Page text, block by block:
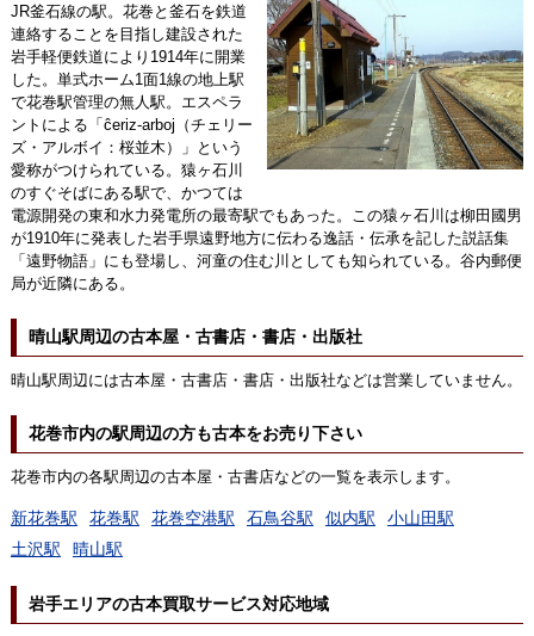
JR釜石線の駅。花巻と釜石を鉄道
連絡することを目指し建設された
岩手軽便鉄道により1914年に開業
した。単式ホーム1面1線の地上駅
で花巻駅管理の無人駅。エスペラ
ントによる「ĉeriz-arboj（チェリー
ズ・アルボイ：桜並木）」という
愛称がつけられている。猿ヶ石川
のすぐそばにある駅で、かつては
電源開発の東和水力発電所の最寄駅でもあった。この猿ヶ石川は柳田國男
が1910年に発表した岩手県遠野地方に伝わる逸話・伝承を記した説話集
「遠野物語」にも登場し、河童の住む川としても知られている。谷内郵便
局が近隣にある。
晴山駅周辺の古本屋・古書店・書店・出版社
晴山駅周辺には古本屋・古書店・書店・出版社などは営業していません。
花巻市内の駅周辺の方も古本をお売り下さい
花巻市内の各駅周辺の古本屋・古書店などの一覧を表示します。
新花巻駅 花巻駅 花巻空港駅 石鳥谷駅 似内駅
小山田駅
土沢駅
晴山駅
岩手エリアの古本買取サービス対応地域